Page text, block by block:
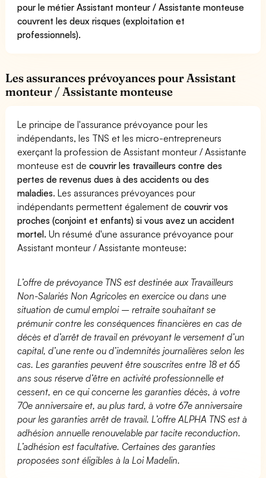
pour le métier Assistant monteur / Assistante monteuse
couvrent les deux risques (exploitation et
professionnels).
Les assurances prévoyances pour Assistant
monteur / Assistante monteuse
Le principe de l'assurance prévoyance pour les
indépendants, les TNS et les micro-entrepreneurs
exerçant la profession de Assistant monteur / Assistante
monteuse est decouvrir les travailleurs contre des
pertes de revenus dues à des accidents ou des
maladies. Les assurances prévoyances pour
indépendants permettent également decouvrir vos
proches (conjoint et enfants) si vous avez un accident
mortel. Un résumé d'une assurance prévoyance pour
Assistant monteur / Assistante monteuse:
L’offre de prévoyance TNS est destinée aux Travailleurs
Non-Salariés Non Agricoles en exercice ou dans une
situation de cumul emploi – retraite souhaitant se
prémunir contre les conséquences financières en cas de
décès et d’arrêt de travail en prévoyant le versement d’un
capital, d’une rente ou d’indemnités journalières selon les
cas. Les garanties peuvent être souscrites entre 18 et 65
ans sous réserve d’être en activité professionnelle et
cessent, en ce qui concerne les garanties décès, à votre
70e anniversaire et, au plus tard, à votre 67e anniversaire
pour les garanties arrêt de travail. L’offre ALPHA TNS est à
adhésion annuelle renouvelable par tacite reconduction.
L’adhésion est facultative. Certaines des garanties
proposées sont éligibles à la Loi Madelin.